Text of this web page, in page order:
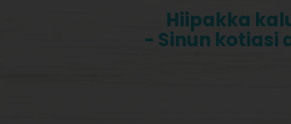
Hiipakka
- Sinun kotiasi